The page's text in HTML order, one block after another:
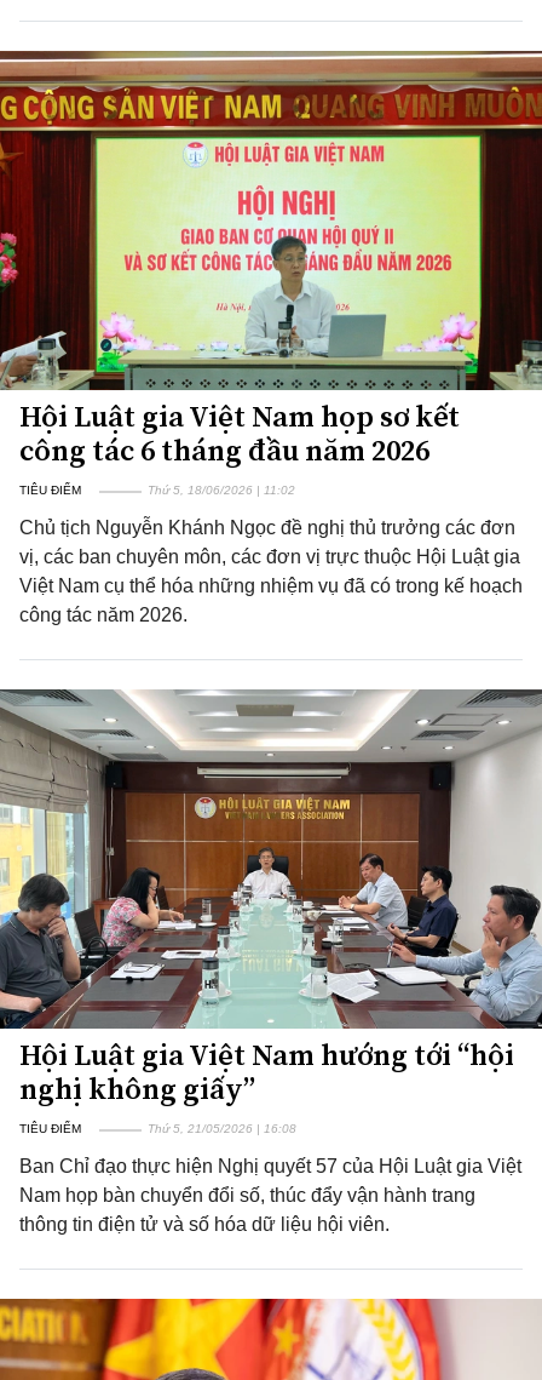
Hội Luật gia Việt Nam họp sơ kết
công tác 6 tháng đầu năm 2026
TIÊU ĐIỂM Thứ 5, 18/06/2026 | 11:02
Chủ tịch Nguyễn Khánh Ngọc đề nghị thủ trưởng các đơn
vị, các ban chuyên môn, các đơn vị trực thuộc Hội Luật gia
Việt Nam cụ thể hóa những nhiệm vụ đã có trong kế hoạch
công tác năm 2026.
Hội Luật gia Việt Nam hướng tới “hội
nghị không giấy”
TIÊU ĐIỂM Thứ 5, 21/05/2026 | 16:08
Ban Chỉ đạo thực hiện Nghị quyết 57 của Hội Luật gia Việt
Nam họp bàn chuyển đổi số, thúc đẩy vận hành trang
thông tin điện tử và số hóa dữ liệu hội viên.